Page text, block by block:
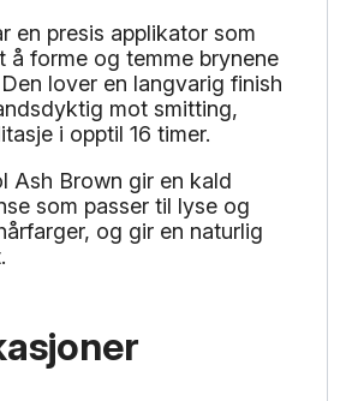
en presis applikator som
å forme og temme brynene
lover en langvarig finish
mot smitting,
i opptil 16 timer.
Ash Brown gir en kald
som passer til lyse og
og gir en naturlig